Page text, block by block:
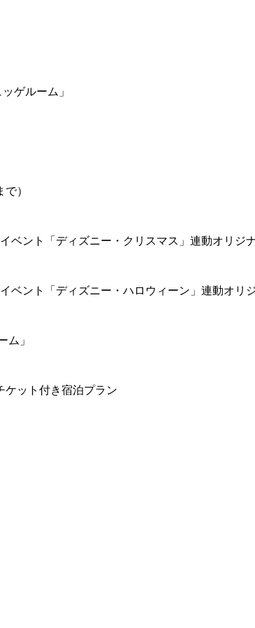
ゲルーム」
）
ント「ディズニー・クリスマス」連動オリジ
ント「ディズニー・ハロウィーン」連動オリ
ム」
ケット付き宿泊プラン